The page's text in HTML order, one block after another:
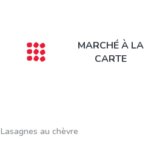
MARCHÉ À LA
CARTE
Lasagnes au chèvre